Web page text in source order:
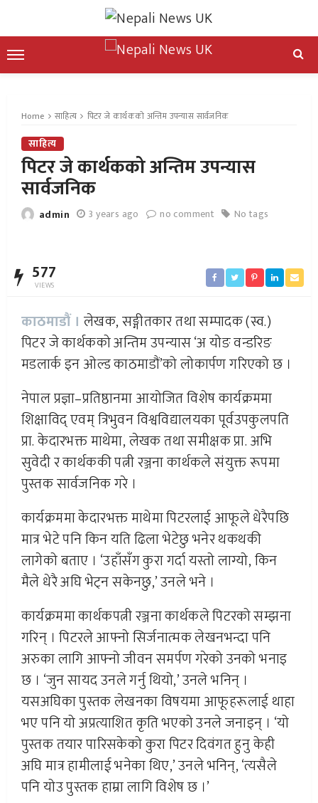
Home साहित्य पिटर जे कार्थकको अन्तिम उपन्यास सार्वजनिक
साहित्य
पिटर जे कार्थकको अन्तिम उपन्यास
सार्वजनिक
admin 3 years ago no comment No tags
577
VIEWS
काठमाडौं । लेखक, सङ्गीतकार तथा सम्पादक (स्व.)
पिटर जे कार्थकको अन्तिम उपन्यास ‘अ योङ वन्डरिङ
मडलार्क इन ओल्ड काठमाडौं’को लोकार्पण गरिएको छ ।
नेपाल प्रज्ञा–प्रतिष्ठानमा आयोजित विशेष कार्यक्रममा
शिक्षाविद् एवम् त्रिभुवन विश्वविद्यालयका पूर्वउपकुलपति
प्रा. केदारभक्त माथेमा, लेखक तथा समीक्षक प्रा. अभि
सुवेदी र कार्थककी पत्नी रञ्जना कार्थकले संयुक्त रूपमा
पुस्तक सार्वजनिक गरे ।
कार्यक्रममा केदारभक्त माथेमा पिटरलाई आफूले धेरैपछि
मात्र भेटे पनि किन यति ढिला भेटेछु भनेर थकथकी
लागेको बताए । ‘उहाँसँग कुरा गर्दा यस्तो लाग्यो, किन
मैले धेरै अघि भेट्न सकेनछु,’ उनले भने ।
कार्यक्रममा कार्थकपत्नी रञ्जना कार्थकले पिटरको सम्झना
गरिन् । पिटरले आफ्नो सिर्जनात्मक लेखनभन्दा पनि
अरुका लागि आफ्नो जीवन समर्पण गरेको उनको भनाइ
छ । ‘जुन सायद उनले गर्नु थियो,’ उनले भनिन् ।
यसअघिका पुस्तक लेखनका विषयमा आफूहरूलाई थाहा
भए पनि यो अप्रत्याशित कृति भएको उनले जनाइन् । ‘यो
पुस्तक तयार पारिसकेको कुरा पिटर दिवंगत हुनु केही
अघि मात्र हामीलाई भनेका थिए,’ उनले भनिन्, ‘त्यसैले
पनि योउ पुस्तक हाम्रा लागि विशेष छ ।’